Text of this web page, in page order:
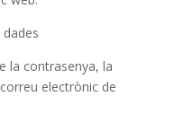
la contrasenya, la
electrònic de